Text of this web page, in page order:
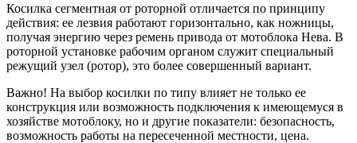
Косилка сегментная от роторной отличается по принципу
действия: ее лезвия работают горизонтально, как ножницы,
получая энергию через ремень привода от мотоблока Нева. В
роторной установке рабочим органом служит специальный
режущий узел (ротор), это более совершенный вариант.
Важно! На выбор косилки по типу влияет не только ее
конструкция или возможность подключения к имеющемуся в
хозяйстве мотоблоку, но и другие показатели: безопасность,
возможность работы на пересеченной местности, цена.